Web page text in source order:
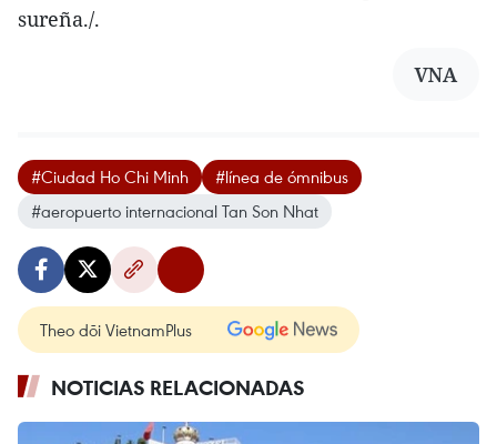
sureña./.
VNA
#Ciudad Ho Chi Minh
#línea de ómnibus
#aeropuerto internacional Tan Son Nhat
Theo dõi VietnamPlus
NOTICIAS RELACIONADAS